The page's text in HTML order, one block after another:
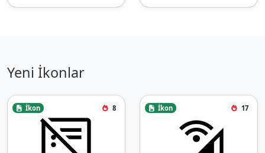
Yeni İkonlar
İkon 8 İkon 17